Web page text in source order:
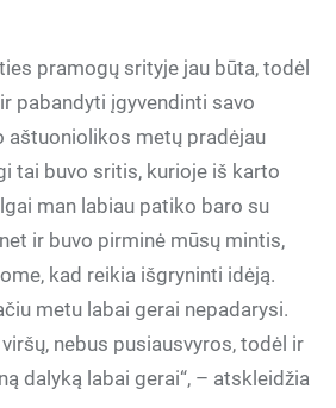
pramogų srityje jau būta, todėl
pabandyti įgyvendinti savo
aštuoniolikos metų pradėjau
tai buvo sritis, kurioje iš karto
man labiau patiko baro su
ir buvo pirminė mūsų mintis,
kad reikia išgryninti idėją.
metu labai gerai nepadarysi.
nebus pusiausvyros, todėl ir
dalyką labai gerai“, – atskleidžia